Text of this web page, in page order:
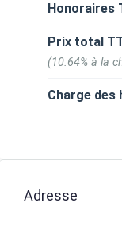
Honoraires
Prix total
(10.64% à la
Charge des
Adresse